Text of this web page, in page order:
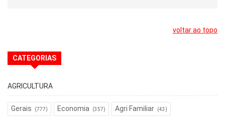
voltar ao topo
CATEGORIAS
AGRICULTURA
Gerais (777) Economia (357) Agri Familiar (43)